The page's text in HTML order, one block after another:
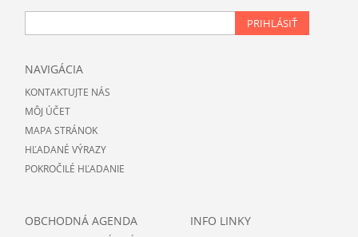
PRIHLÁSIŤ
NAVIGÁCIA
KONTAKTUJTE NÁS
MÔJ ÚČET
MAPA STRÁNOK
HĽADANÉ VÝRAZY
POKROČILÉ HĽADANIE
OBCHODNÁ AGENDA INFO LINKY